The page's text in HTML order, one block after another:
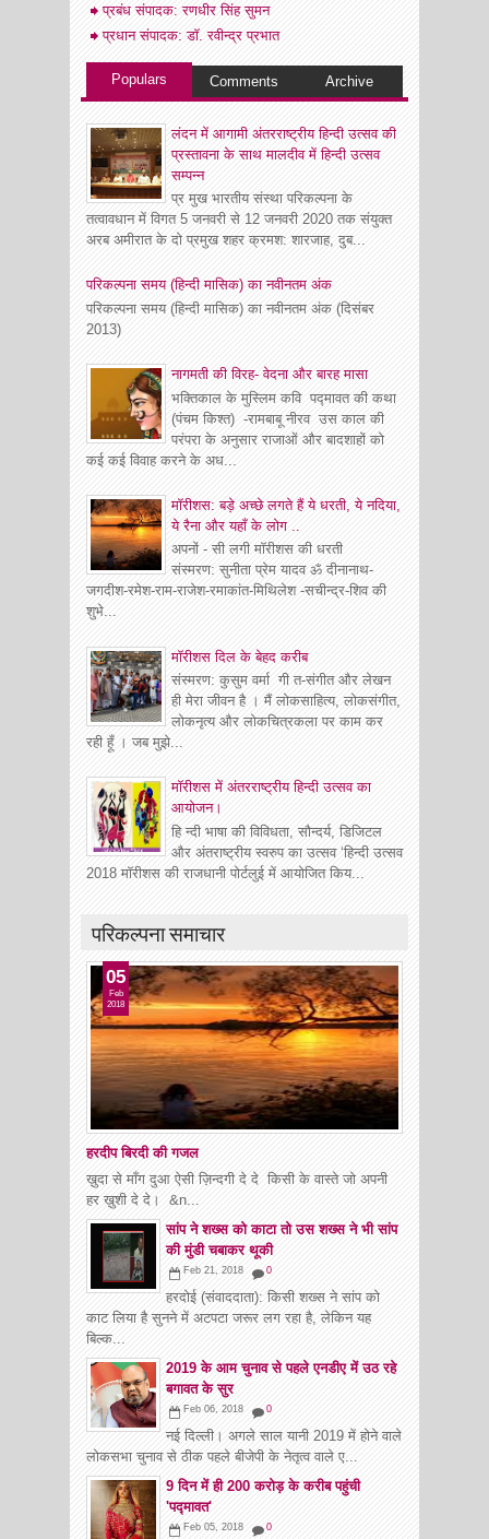
प्रबंध संपादक: रणधीर सिंह सुमन
प्रधान संपादक: डॉ. रवीन्द्र प्रभात
Populars Comments Archive
लंदन में आगामी अंतरराष्ट्रीय हिन्दी उत्सव की
प्रस्तावना के साथ मालदीव में हिन्दी उत्सव
सम्पन्न
प्र मुख भारतीय संस्था परिकल्पना के
तत्वावधान में विगत 5 जनवरी से 12 जनवरी 2020 तक संयुक्त
अरब अमीरात के दो प्रमुख शहर क्रमश: शारजाह, दुब...
परिकल्पना समय (हिन्दी मासिक) का नवीनतम अंक
परिकल्पना समय (हिन्दी मासिक) का नवीनतम अंक (दिसंबर
2013)
नागमती की विरह- वेदना और बारह मासा
भक्तिकाल के मुस्लिम कवि पद्मावत की कथा
(पंचम किश्त) -रामबाबू नीरव उस काल की
परंपरा के अनुसार राजाओं और बादशाहों को
कई कई विवाह करने के अध...
मॉरीशस: बड़े अच्छे लगते हैं ये धरती, ये नदिया,
ये रैना और यहाँ के लोग ..
अपनों - सी लगी मॉरीशस की धरती
संस्मरण: सुनीता प्रेम यादव ॐ दीनानाथ-
जगदीश-रमेश-राम-राजेश-रमाकांत-मिथिलेश -सचीन्द्र-शिव की
शुभे...
माॅरीशस दिल के बेहद करीब
संस्मरण: कुसुम वर्मा गी त-संगीत और लेखन
ही मेरा जीवन है । मैं लोकसाहित्य, लोकसंगीत,
लोकनृत्य और लोकचित्रकला पर काम कर
रही हूँ । जब मुझे...
मॉरीशस में अंतरराष्ट्रीय हिन्दी उत्सव का
आयोजन।
हि न्दी भाषा की विविधता, सौन्दर्य, डिजिटल
और अंतराष्ट्रीय स्वरुप का उत्सव ‘हिन्दी उत्सव
2018 मॉरीशस की राजधानी पोर्टलुई में आयोजित किय...
परिकल्पना समाचार
हरदीप बिरदी की गजल
05
Feb
2018
ख़ुदा से माँग दुआ ऐसी ज़िन्दगी दे दे किसी के वास्ते जो अपनी
हर ख़ुशी दे दे। &n...
सांप ने शख्स को काटा तो उस शख्स ने भी सांप
की मुंडी चबाकर थूकी
Feb 21, 2018 0
हरदोई (संवाददाता): किसी शख्स ने सांप को
काट लिया है सुनने में अटपटा जरूर लग रहा है, लेकिन यह
बिल्क...
2019 के आम चुनाव से पहले एनडीए में उठ रहे
बगावत के सुर
Feb 06, 2018 0
नई दिल्ली। अगले साल यानी 2019 में होने वाले
लोकसभा चुनाव से ठीक पहले बीजेपी के नेतृत्व वाले ए...
9 दिन में ही 200 करोड़ के करीब पहुंची
'पद्मावत'
Feb 05, 2018 0